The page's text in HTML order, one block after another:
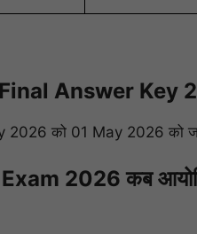
Answer Key
को 01 May 2026 को
2026 कब